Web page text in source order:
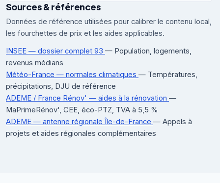
Sources & références
Données de référence utilisées pour calibrer le contenu local,
les fourchettes de prix et les aides applicables.
INSEE — dossier complet 93 — Population, logements,
revenus médians
Météo-France — normales climatiques — Températures,
précipitations, DJU de référence
ADEME / France Rénov' — aides à la rénovation —
MaPrimeRénov', CEE, éco-PTZ, TVA à 5,5 %
ADEME — antenne régionale Île-de-France — Appels à
projets et aides régionales complémentaires